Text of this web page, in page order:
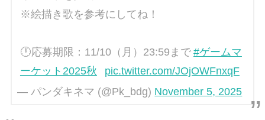
※絵描き歌を参考にしてね！
🕛応募期限：11/10（月）23:59まで#ゲームマ
ーケット2025秋
pic.twitter.com/JOjOWFnxqF
— パンダキネマ (@Pk_bdg) November 5, 2025